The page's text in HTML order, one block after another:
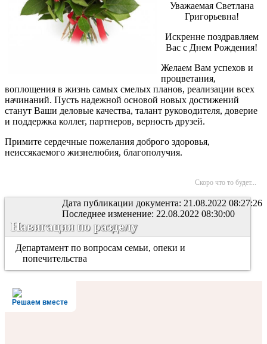
Уважаемая Светлана
Григорьевна!
Искренне поздравляем
Вас с Днем Рождения!
Желаем Вам успехов и
процветания,
воплощения в жизнь самых смелых планов, реализации всех
начинаний. Пусть надежной основой новых достижений
станут Ваши деловые качества, талант руководителя, доверие
и поддержка коллег, партнеров, верность друзей.
Примите сердечные пожелания доброго здоровья,
неиссякаемого жизнелюбия, благополучия.
Скоро что то будет...
Дата публикации документа: 21.08.2022 08:27:26
Последнее изменение: 22.08.2022 08:30:00
Навигация по разделу
Департамент по вопросам семьи, опеки и
попечительства
Решаем вместе